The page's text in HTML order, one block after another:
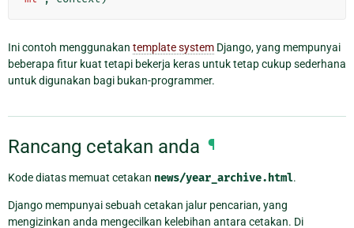
Ini contoh menggunakan template system Django, yang mempunyai
beberapa fitur kuat tetapi bekerja keras untuk tetap cukup sederhana
untuk digunakan bagi bukan-programmer.
Rancang cetakan anda ¶
Kode diatas memuat cetakan news/year_archive.html.
Django mempunyai sebuah cetakan jalur pencarian, yang
mengizinkan anda mengecilkan kelebihan antara cetakan. Di